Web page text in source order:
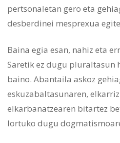
pertsonaletan gero eta
desberdinei mesprexua
Baina egia esan, nahiz eta
Saretik ez dugu pluraltasun
baino. Abantaila askoz
eskuzabaltasunaren,
elkarbanatzearen bitartez
lortuko dugu